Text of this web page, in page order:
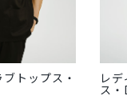
トップス・ レ
ス・